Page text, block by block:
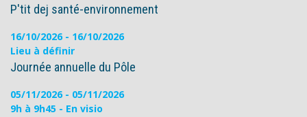
P'tit dej santé-environnement
16/10/2026 - 16/10/2026
Lieu à définir
Journée annuelle du Pôle
05/11/2026 - 05/11/2026
9h à 9h45 - En visio